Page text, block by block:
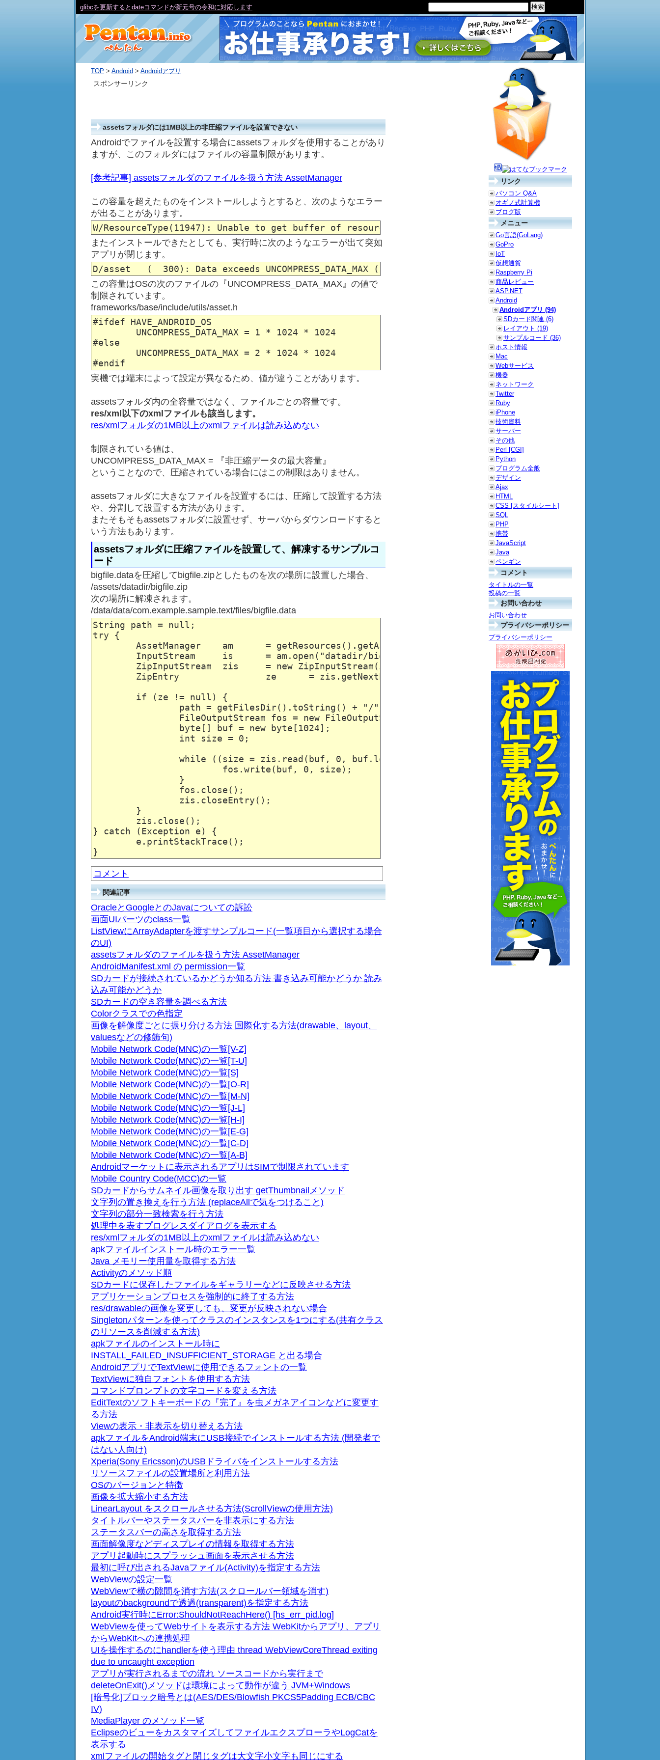
TOP > Android > Androidアプリ
assetsフォルダには1MB以上の非圧縮ファイルを設置できない
Androidでファイルを設置する場合にassetsフォルダを使用することがあり
ますが、このフォルダにはファイルの容量制限があります。
[参考記事] assetsフォルダのファイルを扱う方法 AssetManager
この容量を超えたものをインストールしようとすると、次のようなエラー
が出ることがあります。
またインストールできたとしても、実行時に次のようなエラーが出て突如
アプリが閉じます。
この容量はOSの次のファイルの『UNCOMPRESS_DATA_MAX』の値で
制限されています。
frameworks/base/include/utils/asset.h
#ifdef HAVE_ANDROID_OS
        UNCOMPRESS_DATA_MAX = 1 * 1024 * 1024
#else
        UNCOMPRESS_DATA_MAX = 2 * 1024 * 1024
実機では端末によって設定が異なるため、値が違うことがあります。
assetsフォルダ内の全容量ではなく、ファイルごとの容量です。
res/xml以下のxmlファイルも該当します。
res/xmlフォルダの1MB以上のxmlファイルは読み込めない
制限されている値は、
UNCOMPRESS_DATA_MAX = 『非圧縮データの最大容量』
ということなので、圧縮されている場合にはこの制限はありません。
assetsフォルダに大きなファイルを設置するには、圧縮して設置する方法
や、分割して設置する方法があります。
またそもそもassetsフォルダに設置せず、サーバからダウンロードすると
いう方法もあります。
assetsフォルダに圧縮ファイルを設置して、解凍するサンプルコ
ード
bigfile.dataを圧縮してbigfile.zipとしたものを次の場所に設置した場合、
/assets/datadir/bigfile.zip
次の場所に解凍されます。
/data/data/com.example.sample.text/files/bigfile.data
String path = null;
try {
} catch (Exception e) {
コメント
関連記事
OracleとGoogleとのJavaについての訴訟
画面UIパーツのclass一覧
ListViewにArrayAdapterを渡すサンプルコード(一覧項目から選択する場合
のUI)
assetsフォルダのファイルを扱う方法 AssetManager
AndroidManifest.xml の permission一覧
SDカードが接続されているかどうか知る方法 書き込み可能かどうか 読み
込み可能かどうか
SDカードの空き容量を調べる方法
Colorクラスでの色指定
画像を解像度ごとに振り分ける方法 国際化する方法(drawable、layout、
valuesなどの修飾句)
Mobile Network Code(MNC)の一覧[V-Z]
Mobile Network Code(MNC)の一覧[T-U]
Mobile Network Code(MNC)の一覧[S]
Mobile Network Code(MNC)の一覧[O-R]
Mobile Network Code(MNC)の一覧[M-N]
Mobile Network Code(MNC)の一覧[J-L]
Mobile Network Code(MNC)の一覧[H-I]
Mobile Network Code(MNC)の一覧[E-G]
Mobile Network Code(MNC)の一覧[C-D]
Mobile Network Code(MNC)の一覧[A-B]
Androidマーケットに表示されるアプリはSIMで制限されています
Mobile Country Code(MCC)の一覧
SDカードからサムネイル画像を取り出す getThumbnailメソッド
文字列の置き換えを行う方法 (replaceAllで気をつけること)
文字列の部分一致検索を行う方法
処理中を表すプログレスダイアログを表示する
res/xmlフォルダの1MB以上のxmlファイルは読み込めない
apkファイルインストール時のエラー一覧
Java メモリー使用量を取得する方法
Activityのメソッド順
SDカードに保存したファイルをギャラリーなどに反映させる方法
アプリケーションプロセスを強制的に終了する方法
res/drawableの画像を変更しても、変更が反映されない場合
Singletonパターンを使ってクラスのインスタンスを1つにする(共有クラス
のリソースを削減する方法)
apkファイルのインストール時に
INSTALL_FAILED_INSUFFICIENT_STORAGE と出る場合
AndroidアプリでTextViewに使用できるフォントの一覧
TextViewに独自フォントを使用する方法
コマンドプロンプトの文字コードを変える方法
EditTextのソフトキーボードの『完了』を虫メガネアイコンなどに変更す
る方法
Viewの表示・非表示を切り替える方法
apkファイルをAndroid端末にUSB接続でインストールする方法 (開発者で
はない人向け)
Xperia(Sony Ericsson)のUSBドライバをインストールする方法
リソースファイルの設置場所と利用方法
OSのバージョンと特徴
画像を拡大縮小する方法
LinearLayout をスクロールさせる方法(ScrollViewの使用方法)
タイトルバーやステータスバーを非表示にする方法
ステータスバーの高さを取得する方法
画面解像度などディスプレイの情報を取得する方法
アプリ起動時にスプラッシュ画面を表示させる方法
最初に呼び出されるJavaファイル(Activity)を指定する方法
WebViewの設定一覧
WebViewで横の隙間を消す方法(スクロールバー領域を消す)
layoutのbackgroundで透過(transparent)を指定する方法
Android実行時にError:ShouldNotReachHere() [hs_err_pid.log]
WebViewを使ってWebサイトを表示する方法 WebKitからアプリ、アプリ
からWebKitへの連携処理
UIを操作するのにhandlerを使う理由 thread WebViewCoreThread exiting
due to uncaught exception
アプリが実行されるまでの流れ ソースコードから実行まで
deleteOnExit()メソッドは環境によって動作が違う JVM+Windows
[暗号化]ブロック暗号とは(AES/DES/Blowfish PKCS5Padding ECB/CBC
IV)
MediaPlayer のメソッド一覧
EclipseのビューをカスタマイズしてファイルエクスプローラやLogCatを
表示する
xmlファイルの開始タグと閉じタグは大文字小文字も同じにする
スポンサーリンク
リンク
パソコン Q&A
オギノ式計算機
ブログ版
メニュー
Go言語(GoLang)
GoPro
IoT
仮想通貨
Raspberry Pi
商品レビュー
ASP.NET
Android
Androidアプリ (94)
SDカード関連 (6)
レイアウト (19)
サンプルコード (36)
ホスト情報
Mac
Webサービス
機器
ネットワーク
Twitter
Ruby
iPhone
技術資料
サーバー
その他
Perl [CGI]
Python
プログラム全般
デザイン
Ajax
HTML
CSS [スタイルシート]
SQL
PHP
携帯
JavaScript
Java
ペンギン
コメント
タイトルの一覧
投稿の一覧
お問い合わせ
お問い合わせ
プライバシーポリシー
プライバシーポリシー
『Table is marked as crashed and should be repaired』の修復方法